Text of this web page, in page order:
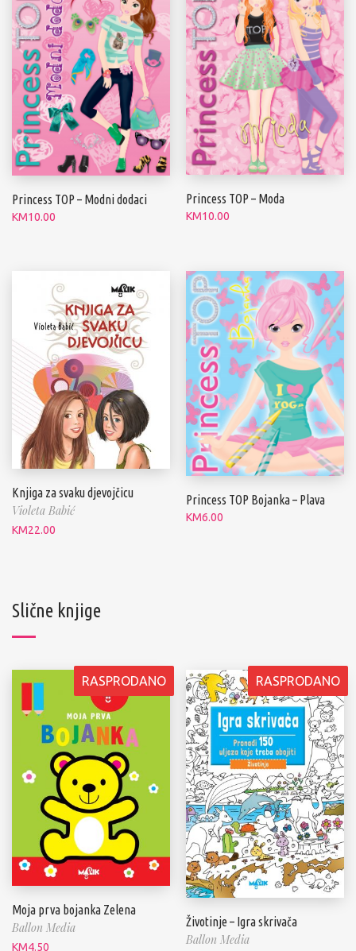
Princess TOP – Modni dodaci
KM10.00
Princess TOP – Moda
KM10.00
Knjiga za svaku djevojčicu
Violeta Babić
KM22.00
Princess TOP Bojanka – Plava
KM6.00
Slične knjige
RASPRODANO
Moja prva bojanka Zelena
Ballon Media
KM4.50
RASPRODANO
Životinje – Igra skrivača
Ballon Media